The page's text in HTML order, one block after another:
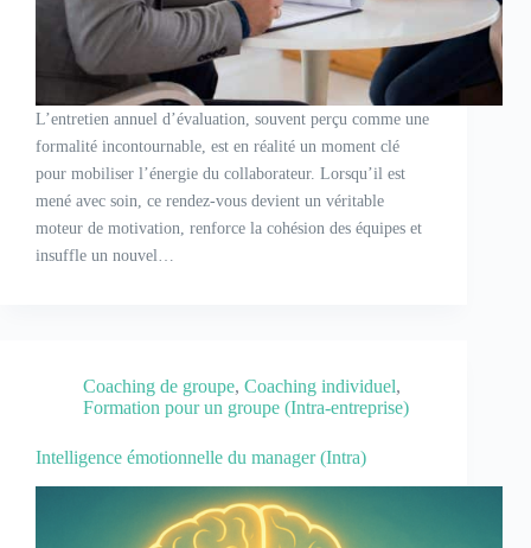
L’entretien annuel d’évaluation, souvent perçu comme une
formalité incontournable, est en réalité un moment clé
pour mobiliser l’énergie du collaborateur. Lorsqu’il est
mené avec soin, ce rendez-vous devient un véritable
moteur de motivation, renforce la cohésion des équipes et
insuffle un nouvel…
Coaching de groupe, Coaching individuel,
Formation pour un groupe (Intra-entreprise)
Intelligence émotionnelle du manager (Intra)